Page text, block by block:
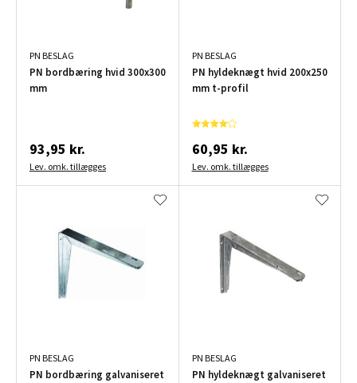
PN BESLAG
PN bordbæring hvid 300x300
mm
93,95 kr.
Lev. omk. tillægges
PN BESLAG
PN hyldeknægt hvid 200x250
mm t-profil
60,95 kr.
Lev. omk. tillægges
PN BESLAG
PN bordbæring galvaniseret
PN BESLAG
PN hyldeknægt galvaniseret